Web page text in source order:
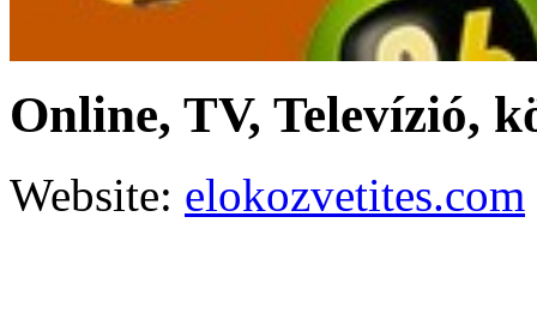
Online, TV, Televízió,
Website: elokozvetites.com